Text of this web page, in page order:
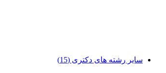
سایر رشته های دکتری (15)